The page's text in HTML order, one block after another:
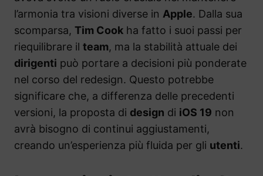
l’armonia tra visioni diverse in Apple. Dalla sua
scomparsa, Tim Cook ha fatto i suoi passi per
riequilibrare il team, ma la stabilità attuale dei
dirigenti può portare a decisioni più ponderate
nel corso del redesign. Questo potrebbe
significare che, a differenza delle precedenti
versioni, la proposta di design di iOS 19 non
avrà bisogno di continui aggiustamenti,
creando un’esperienza più fluida per gli utenti.